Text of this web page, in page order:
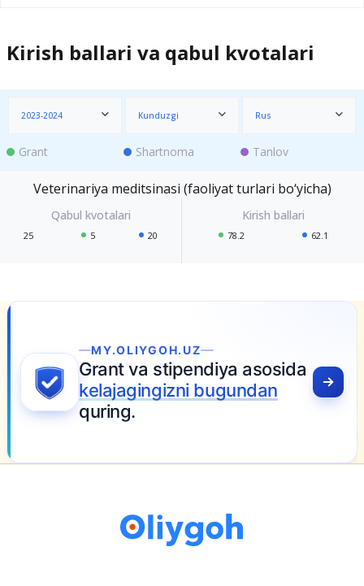
Kirish ballari va qabul kvotalari
2023-2024 Kunduzgi Rus
Grant Shartnoma Tanlov
Veterinariya meditsinasi (faoliyat turlari bo‘yicha)
25 5 20 78.2 62.1
MY.OLIYGOH.UZ
Grant va stipendiya asosida
kelajagingizni bugundan
quring.